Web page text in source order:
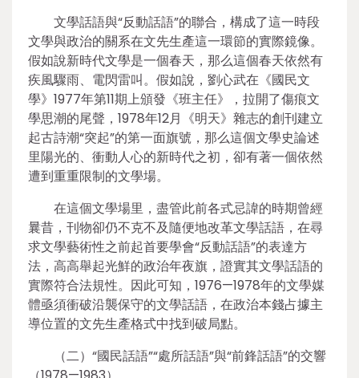
文學話語與“反動話語”的聯合，構成了這一時段
文學與政治的關系在文先生產這一環節的實際鏡像。
假如說新時代文學是一個春天，那么這個春天依然有
疾風驟雨、電閃雷叫。假如說，劉心武在《國民文
學》1977年第11期上頒發《班主任》，拉開了傷痕文
學思潮的尾聲，1978年12月《明天》雜志的創刊建立
起古詩潮“突起”的第一面旗號，那么這個文學史論述
里陽光的、衝動人心的新時代之初，卻有著一個依然
遭到重重限制的文學場。
在這個文學場里，盡管此前各式忌諱的時期曾經
曩昔，刊物卻仍不克不及隨便地改革文學話語，在尋
求文學藝術性之前起首要學會“反動話語”的表達方
法，高高舉起光鮮的政治年夜旗，證實其文學話語的
實際符合法規性。因此可知，1976—1978年的文學媒
體亟須衝破沿襲保守的文學話語，在政治本錢占據主
導位置的文先生產格式中找到破局點。
（二）“國民話語”“處所話語”與“前鋒話語”的交響